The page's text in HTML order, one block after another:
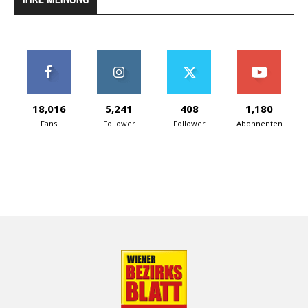
18,016
Fans
5,241
Follower
408
Follower
1,180
Abonnenten